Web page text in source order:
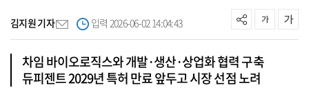
김지원 기자 입력 2026-06-02 14:04:43
차임 바이오로직스와 개발·생산·상업화 협력 구축
듀피젠트 2029년 특허 만료 앞두고 시장 선점 노려